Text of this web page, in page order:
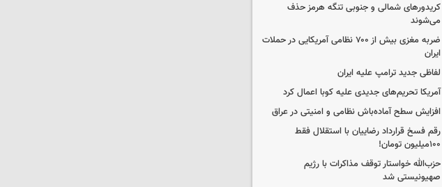
کریدورهای شمالی و جنوبی تنگه هرمز حذف
می‌شوند
ضربه مغزی بیش از ۷۰۰ نظامی آمریکایی در حملات
ایران
لفاظی جدید ترامپ علیه ایران
آمریکا تحریم‌های جدیدی علیه کوبا اعمال کرد
افزایش سطح آماده‌باش نظامی و امنیتی در عراق
رقم فسخ قرارداد رضاییان با استقلال فقط
۱۰۰میلیون تومان!
حزب‌الله خواستار توقف مذاکرات با رژیم
صهیونیستی شد